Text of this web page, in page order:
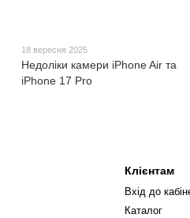
18 вересня 2025
Недоліки камери iPhone Air та
iPhone 17 Pro
Клієнтам
Вхід до
Каталог